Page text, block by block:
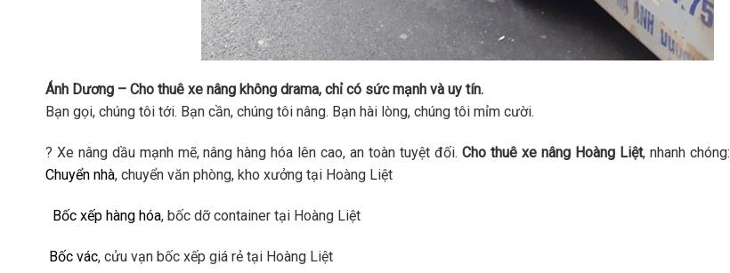
Ánh Dương – Cho thuê xe nâng không drama, chỉ có sức mạnh và uy tín.
Bạn gọi, chúng tôi tới. Bạn cần, chúng tôi nâng. Bạn hài lòng, chúng tôi mỉm cười.
? Xe nâng dầu mạnh mẽ, nâng hàng hóa lên cao, an toàn tuyệt đối.Cho thuê xe nâng Hoàng Liệt, nhanh chóng:
Chuyển nhà, chuyển văn phòng, kho xưởng tại Hoàng Liệt
Bốc xếp hàng hóa, bốc dỡ container tại Hoàng Liệt
Bốc vác, cửu vạn bốc xếp giá rẻ tại Hoàng Liệt